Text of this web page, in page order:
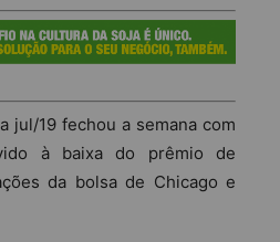
jul/19 fechou a semana com
à baixa do prêmio de
da bolsa de Chicago e